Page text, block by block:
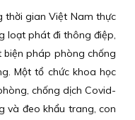
thời gian Việt Nam thực
loạt phát đi thông điệp,
pháp phòng chống
Một tổ chức khoa học
chống dịch Covid-
và đeo khẩu trang, con